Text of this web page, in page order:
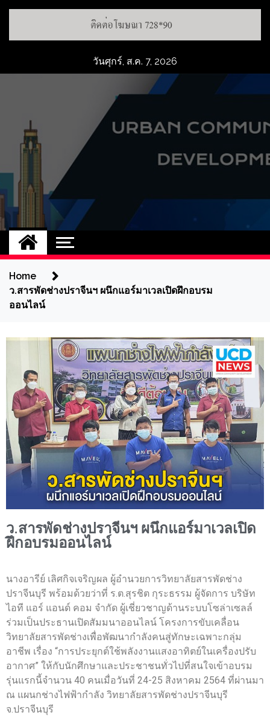
วันศุกร์, ส.ค. 7, 2026
UCD
NEW
Home
ว.สารพัดช่างปราจีนฯ ผนึกแอร์มาเวลเปิดฝึกอบรม
ออนไลน์
ว.สารพัดช่างปราจีนฯ ผนึกแอร์มาเวลเปิด
ฝึกอบรมออนไลน์
นางอารีย์ เลิศกิจเจริญผล ผู้อำนวยการวิทยาลัยสารพัดช่าง
ปราจีนบุรี พร้อมด้วยว่าที่ ร.ต.สุรชิต กุระธรรม ผู้จัดการ บริษัท
ไอที แอร์ แอนด์ คอม จำกัด ผู้เชี่ยวชาญด้านระบบโซล่าเซลล์
ร่วมเป็นประธานเปิดสัมมนาออนไลน์ โครงการขับเคลื่อน
วิทยาลัยสารพัดช่างเพื่อพัฒนากำลังคนสู่ทักษะเฉพาะกลุ่ม
อาชีพ เรื่อง “การประยุกต์ใช้พลังงานแสงอาทิตย์ในเครื่องปรับ
อากาศ” ให้กับนักศึกษาและประชาชนทั่วไปที่สนใจเข้าอบรม
รุ่นแรกนี้จำนวน 40 คนเมื่อวันที่ 24-25 สิงหาคม 2564 ที่ผ่านมา
ณ แผนกช่างไฟฟ้ากำลัง วิทยาลัยสารพัดช่างปราจีนบุรี
จ.ปราจีนบุรี